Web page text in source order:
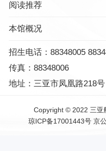
阅读推荐
本馆概况
招生电话：88348005
传真：88348006
地址：三亚市凤凰路218号
Copyright © 2022 三亚
琼ICP备17001443号 京